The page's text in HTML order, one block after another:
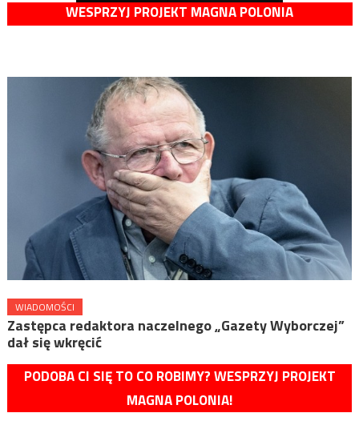
WESPRZYJ PROJEKT MAGNA POLONIA
WIADOMOŚCI
Zastępca redaktora naczelnego „Gazety Wyborczej”
dał się wkręcić
PODOBA CI SIĘ TO CO ROBIMY? WESPRZYJ PROJEKT
MAGNA POLONIA!